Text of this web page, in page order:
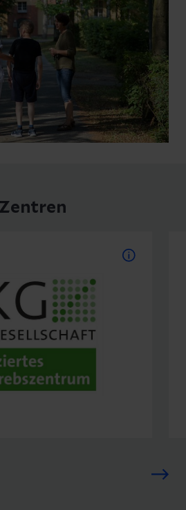
Jahr 2004 wird unser
regelmäßig
erfolgreich zertifiziert.